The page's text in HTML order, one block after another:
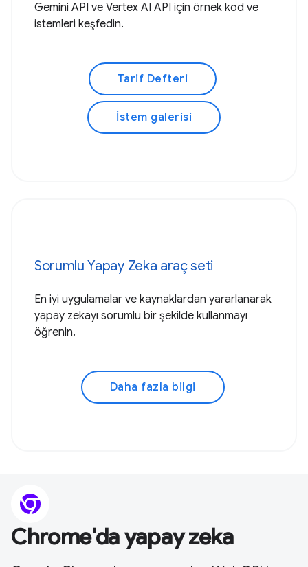
Gemini API ve Vertex AI API için örnek kod ve
istemleri keşfedin.
Tarif Defteri
İstem galerisi
Sorumlu Yapay Zeka araç seti
En iyi uygulamalar ve kaynaklardan yararlanarak
yapay zekayı sorumlu bir şekilde kullanmayı
öğrenin.
Daha fazla bilgi
Chrome'da yapay zeka